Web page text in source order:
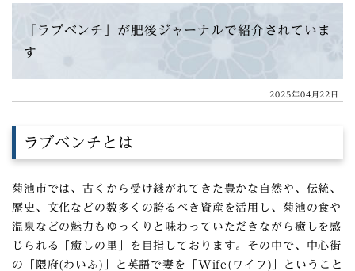
「ラブベンチ」が肥後ジャーナルで紹介されていま
す
2025年04月22日
ラブベンチとは
菊池市では、古くから受け継がれてきた豊かな自然や、伝統、
歴史、文化などの数多くの誇るべき資産を活用し、菊池の食や
温泉などの魅力もゆっくりと味わっていただきながら癒しを感
じられる「癒しの里」を目指しております。その中で、中心街
の「隈府(わいふ)」と英語で妻を「Wife(ワイフ)」ということ